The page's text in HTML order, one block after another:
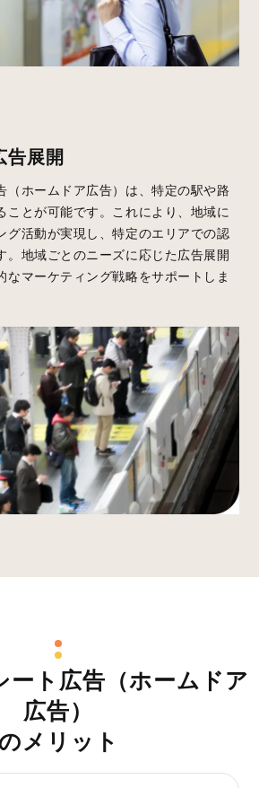
告展開
（ホームドア広告）は、特定の駅や路
ことが可能です。これにより、地域に
グ活動が実現し、特定のエリアでの認
。地域ごとのニーズに応じた広告展開
なマーケティング戦略をサポートしま
ート広告（ホームドア
広告）
のメリット